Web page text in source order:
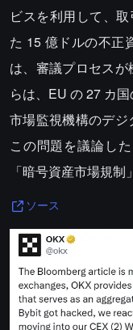
ビスを利用して、
た 15 億ドルの不正
は、審議プロセス
らは、EU の 27 カ
市場監視機構のデ
この問題を議論し
「暗号資産市場規制
ソース